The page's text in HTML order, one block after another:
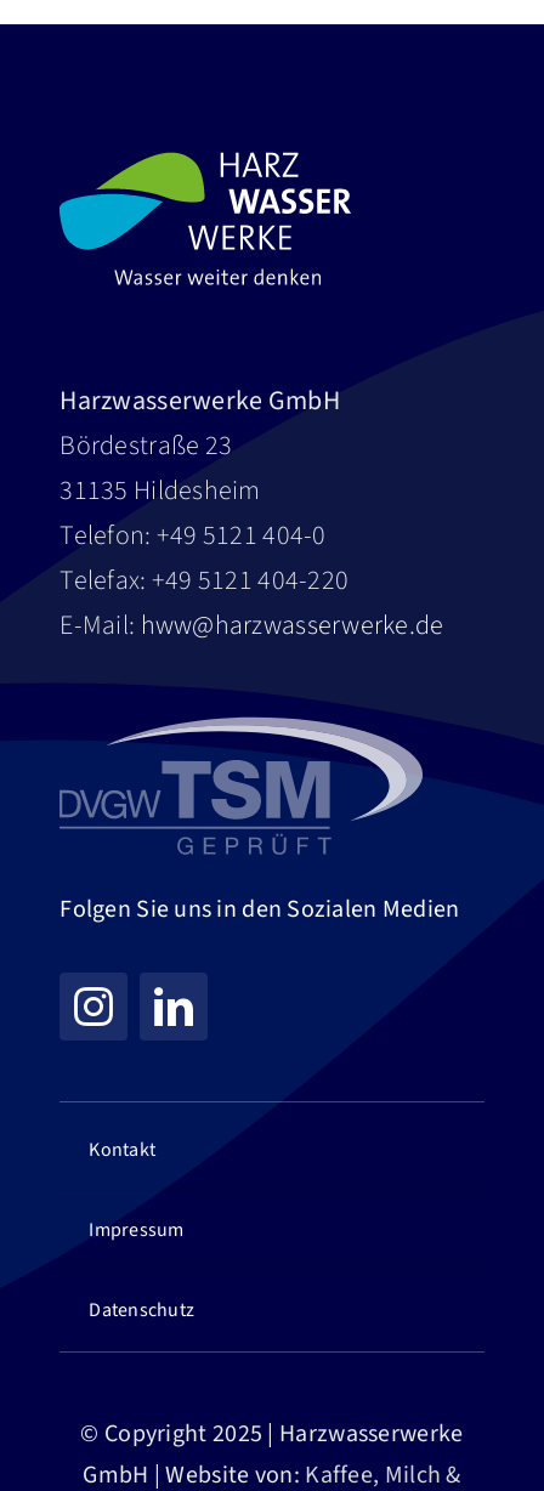
Harzwasserwerke GmbH
Bördestraße 23
31135 Hildesheim
Telefon: +49 5121 404-0
Telefax: +49 5121 404-220
E-Mail: hww@harzwasserwerke.de
Folgen Sie uns in den Sozialen Medien
Kontakt
Impressum
Datenschutz
© Copyright 2025 | Harzwasserwerke
GmbH | Website von: Kaffee, Milch &